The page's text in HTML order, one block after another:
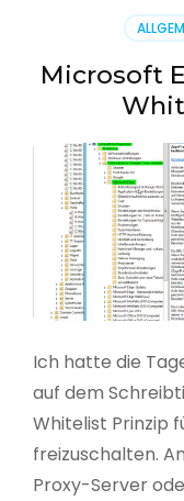
Microsoft
Ich hatte die
auf dem
Whitelist Prinzip
freizuschalten.
Proxy-Server